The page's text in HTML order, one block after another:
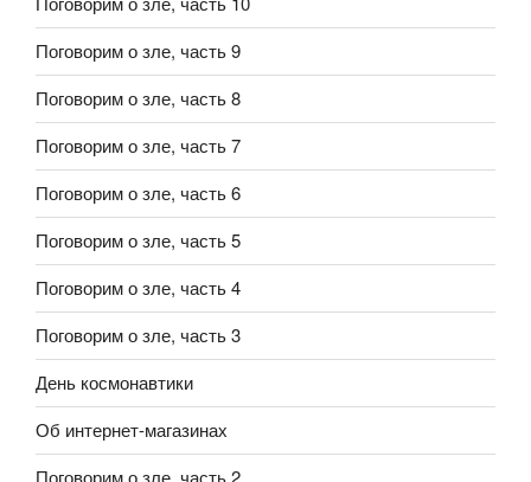
Поговорим о зле, часть 9
Поговорим о зле, часть 8
Поговорим о зле, часть 7
Поговорим о зле, часть 6
Поговорим о зле, часть 5
Поговорим о зле, часть 4
Поговорим о зле, часть 3
День космонавтики
Об интернет-магазинах
Поговорим о зле, часть 2